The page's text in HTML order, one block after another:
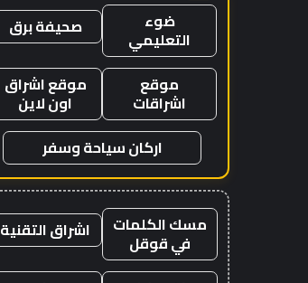
ضوء
التعليمي صحيفة برق
موقع
اشراقات
موقع اشراق
اون لاين
اركان سياحة وسفر
مسك الكلمات
في قوقل اشراق التقنية